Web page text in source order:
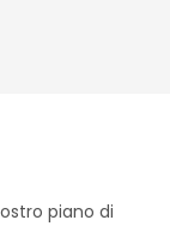
piano di